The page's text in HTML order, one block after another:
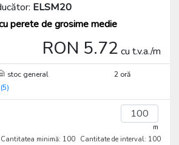
ELSM20
perete de grosime medie
RON 5.72 cu t.v.a./m
stoc general
2 oră
m
Cantitatea minimă: 100 Cantitate de interval: 100